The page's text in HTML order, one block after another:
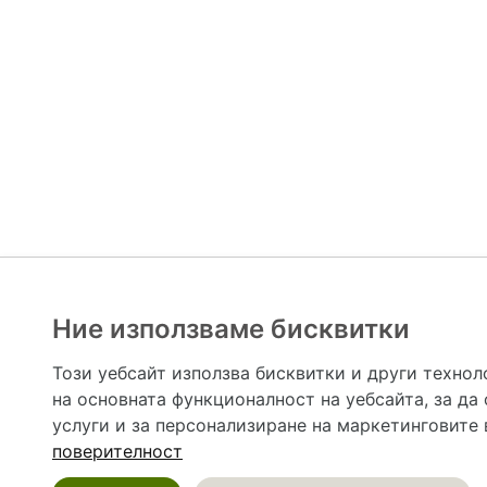
предназначена да служи само и единствено за
допълване на данните и за коригиране на
Ние използваме бисквитки
Този уебсайт използва бисквитки и други
на основната функционалност на уебсайта, за да
услуги и за персонализиране на
поверителност